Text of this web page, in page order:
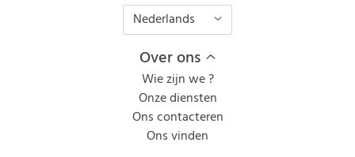
Nederlands
Over ons
Wie zijn we ?
Onze diensten
Ons contacteren
Ons vinden